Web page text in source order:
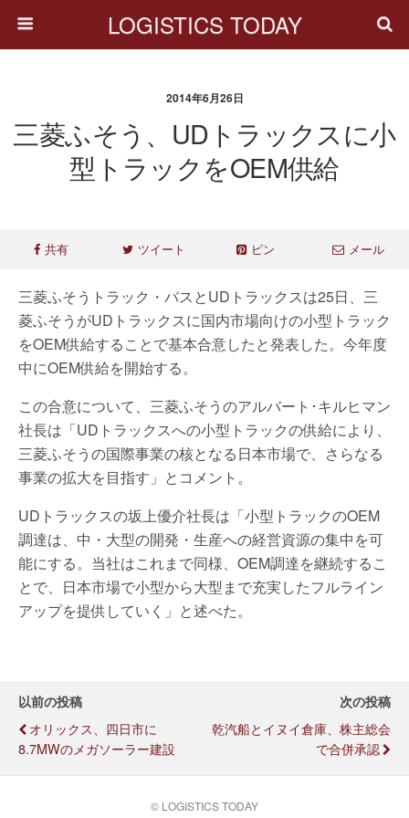
LOGISTICS TODAY
2014年6月26日
三菱ふそう、UDトラックスに小
型トラックをOEM供給
共有 ツイート ピン メール
三菱ふそうトラック・バスとUDトラックスは25日、三
菱ふそうがUDトラックスに国内市場向けの小型トラック
をOEM供給することで基本合意したと発表した。今年度
中にOEM供給を開始する。
この合意について、三菱ふそうのアルバート･キルヒマン
社長は「UDトラックスへの小型トラックの供給により、
三菱ふそうの国際事業の核となる日本市場で、さらなる
事業の拡大を目指す」とコメント。
UDトラックスの坂上優介社長は「小型トラックのOEM
調達は、中・大型の開発・生産への経営資源の集中を可
能にする。当社はこれまで同様、OEM調達を継続するこ
とで、日本市場で小型から大型まで充実したフルライン
アップを提供していく」と述べた。
以前の投稿
オリックス、四日市に
8.7MWのメガソーラー建設
次の投稿
乾汽船とイヌイ倉庫、株主総会
で合併承認
© LOGISTICS TODAY